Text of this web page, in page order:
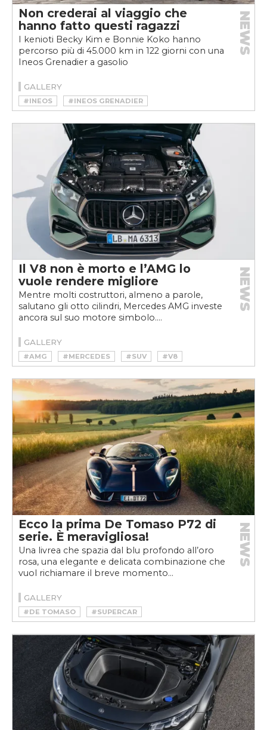
Non crederai al viaggio che
hanno fatto questi ragazzi
I kenioti Becky Kim e Bonnie Koko hanno
percorso più di 45.000 km in 122 giorni con una
Ineos Grenadier a gasolio
NEWS
GALLERY
#INEOS #INEOS GRENADIER
Il V8 non è morto e l’AMG lo
vuole rendere migliore
Mentre molti costruttori, almeno a parole,
salutano gli otto cilindri, Mercedes AMG investe
ancora sul suo motore simbolo....
NEWS
GALLERY
#AMG #MERCEDES #SUV #V8
Ecco la prima De Tomaso P72 di
serie. È meravigliosa!
Una livrea che spazia dal blu profondo all’oro
rosa, una elegante e delicata combinazione che
vuol richiamare il breve momento...
NEWS
GALLERY
#DE TOMASO #SUPERCAR